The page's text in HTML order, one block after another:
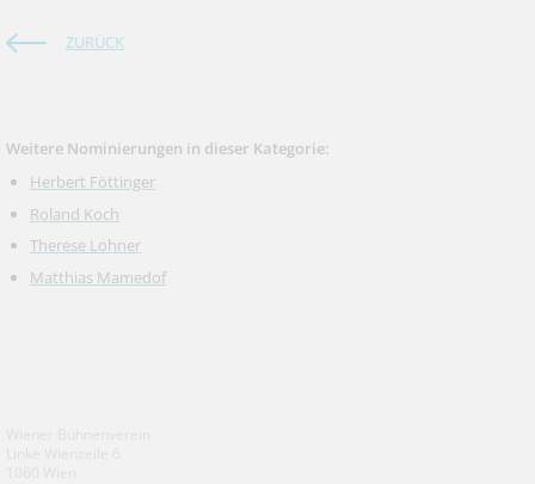
ZURÜCK
Weitere Nominierungen in dieser Kategorie:
Herbert Föttinger
Roland Koch
Therese Lohner
Matthias Mamedof